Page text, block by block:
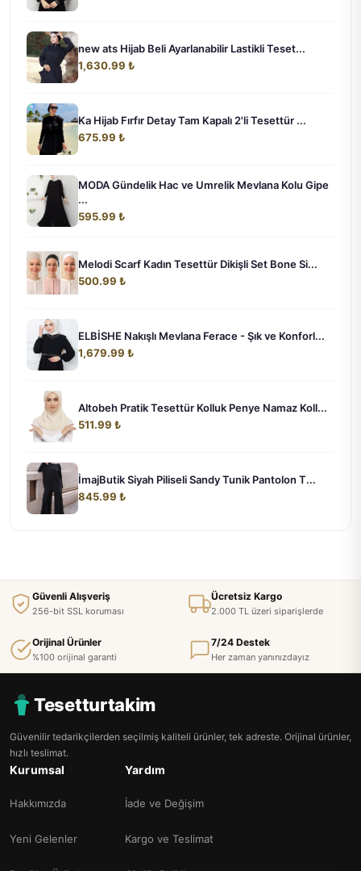
new ats Hijab Beli Ayarlanabilir Lastikli Teset...
1,630.99 ₺
Ka Hijab Fırfır Detay Tam Kapalı 2'li Tesettür ...
675.99 ₺
MODA Gündelik Hac ve Umrelik Mevlana Kolu Gipe
...
595.99 ₺
Melodi Scarf Kadın Tesettür Dikişli Set Bone Si...
500.99 ₺
ELBİSHE Nakışlı Mevlana Ferace - Şık ve Konforl...
1,679.99 ₺
Altobeh Pratik Tesettür Kolluk Penye Namaz Koll...
511.99 ₺
İmajButik Siyah Piliseli Sandy Tunik Pantolon T...
845.99 ₺
Güvenli Alışveriş
256-bit SSL koruması
Ücretsiz Kargo
2.000 TL üzeri siparişlerde
Orijinal Ürünler
%100 orijinal garanti
7/24 Destek
Her zaman yanınızdayız
Tesetturtakim
Güvenilir tedarikçilerden seçilmiş kaliteli ürünler, tek adreste. Orijinal ürünler,
hızlı teslimat.
Kurumsal
Hakkımızda
Yeni Gelenler
Yardım
İade ve Değişim
Kargo ve Teslimat